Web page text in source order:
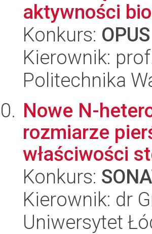
aktywności
Konkurs:
Kierownik:
Politechnika
Nowe N-
rozmiarze
właściwości
Konkurs:
Kierownik: dr
Uniwersytet